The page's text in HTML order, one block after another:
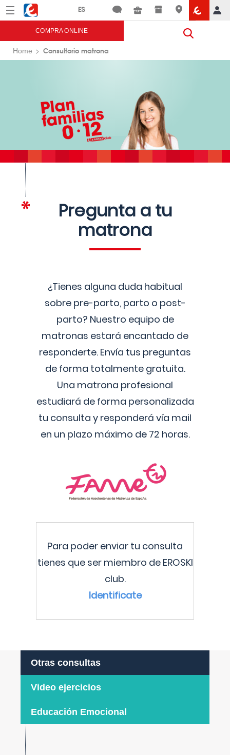
Menú Eroski
COMPRA ONLINE
Home Consultorio matrona
Pregunta a tu
matrona
¿Tienes alguna duda habitual
sobre pre-parto, parto o post-
parto? Nuestro equipo de
matronas estará encantado de
responderte. Envía tus preguntas
de forma totalmente gratuita.
Una matrona profesional
estudiará de forma personalizada
tu consulta y responderá vía mail
en un plazo máximo de 72 horas.
Para poder enviar tu consulta
tienes que ser miembro de EROSKI
club.
Identificate
Otras consultas
Video ejercicios
Educación Emocional